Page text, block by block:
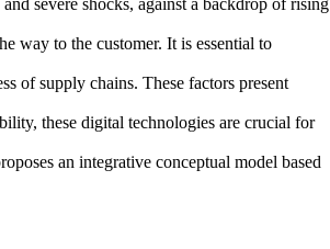
severe shocks, against a backdrop of rising
way to the customer. It is essential to
of supply chains. These factors present
these digital technologies are crucial for
an integrative conceptual model based